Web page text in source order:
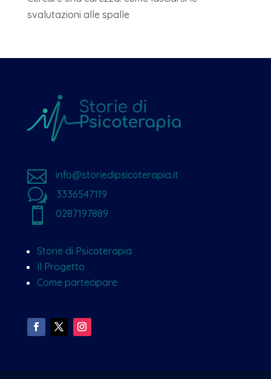
svalutazioni alle spalle
 info@storiedipsicoterapia.it
w 3336547119
 0287197889
Storie di Psicoterapia
Il Progetto
Come partecipare